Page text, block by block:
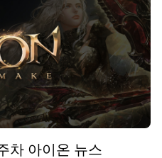
차 아이온 뉴스